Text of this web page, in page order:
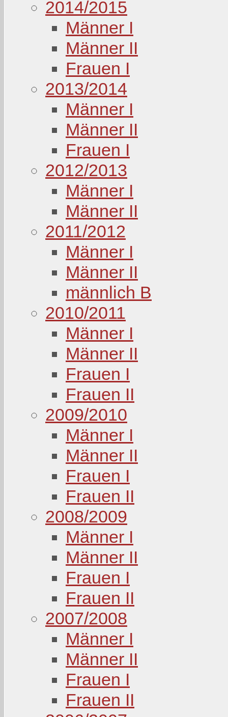
2014/2015
Männer I
Männer II
Frauen I
2013/2014
Männer I
Männer II
Frauen I
2012/2013
Männer I
Männer II
2011/2012
Männer I
Männer II
männlich B
2010/2011
Männer I
Männer II
Frauen I
Frauen II
2009/2010
Männer I
Männer II
Frauen I
Frauen II
2008/2009
Männer I
Männer II
Frauen I
Frauen II
2007/2008
Männer I
Männer II
Frauen I
Frauen II